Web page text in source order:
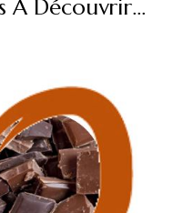
À Découvrir...